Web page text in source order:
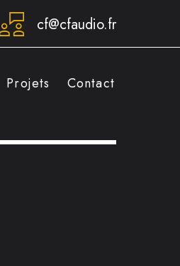
cf@cfaudio.fr
Projets Contact